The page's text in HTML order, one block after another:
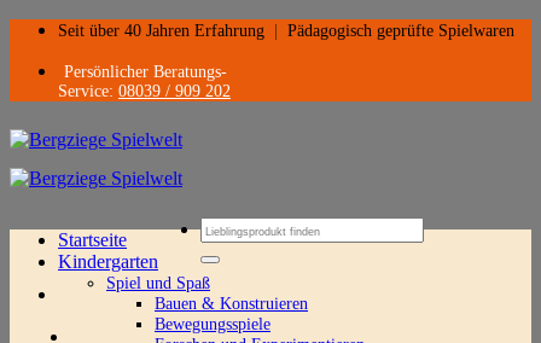
Zum
springen
Seit über 40 Jahren Erfahrung Pädagogisch geprüfte Spielwaren
Persönlicher Beratungs-
Service: 08039 / 909 202
Suchen
nach:
Startseite
Kindergarten
Spiel und Spaß
Bauen & Konstruieren
Bewegungsspiele